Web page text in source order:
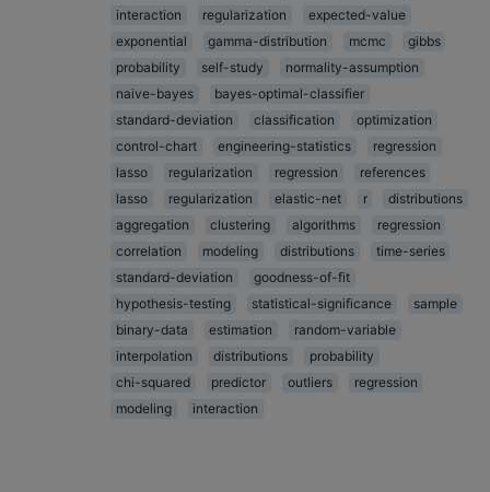
interaction
regularization
expected-value
exponential
gamma-distribution mcmc
gibbs
probability
self-study
normality-assumption
naive-bayes
bayes-optimal-classifier
standard-deviation
classification
optimization
control-chart
engineering-statistics
regression
lasso
regularization regression
references
lasso
regularization elastic-net r
distributions
aggregation
clustering algorithms
regression
correlation
modeling distributions
time-series
standard-deviation
goodness-of-fit
hypothesis-testing
statistical-significance
sample
binary-data
estimation
random-variable
interpolation
distributions
probability
chi-squared
predictor outliers
regression
modeling
interaction